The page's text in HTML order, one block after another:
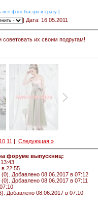
все фото быстро и сразу
| Дата: 16.05.2011
их своим подругам!
10 11 | Следующая »
форуме выпускниц:
в 22:55
(0). Добавлено 08.06.2017 в 07:12
(0). Добавлено 08.06.2017 в 07:11
Добавлено 08.06.2017 в 07:10